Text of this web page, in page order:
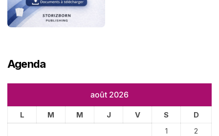
Agenda
août 2026
L M M J V S
D
1
2